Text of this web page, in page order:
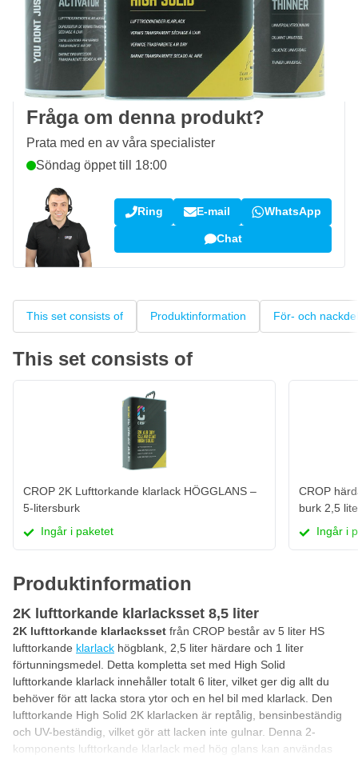
Beställ före 23:59, skickas idag
Fri fraktfrån 1 670 kr
100 dagarsretur- och bytesrätt
Kundrecensioner:
(7 096 recensioner)
Fråga om denna produkt?
Prata med en av våra specialister
Söndag öppet till 18:00
Ring E-mail WhatsApp
Chat
This set consists of Produktinformation För- och
This set consists of
CROP 2K Lufttorkande klarlack HÖGGLANS –
5-litersburk
Ingår i paketet
CROP
burk 2,5
Ingår i
Produktinformation
2K lufttorkande klarlacksset 8,5 liter
2K lufttorkande klarlacksset från CROP består av 5 liter HS
lufttorkande klarlack högblank, 2,5 liter härdare och 1 liter
förtunningsmedel. Detta kompletta set med High Solid
lufttorkande klarlack innehåller totalt 6 liter, vilket ger dig allt du
behöver för att lacka stora ytor och en hel bil med klarlack. Den
lufttorkande High Solid 2K klarlacken är reptålig, bensinbeständig
och UV-beständig, vilket gör att lacken inte gulnar. Denna 2-
komponents lufttorkande klarlack med hög glans kan användas